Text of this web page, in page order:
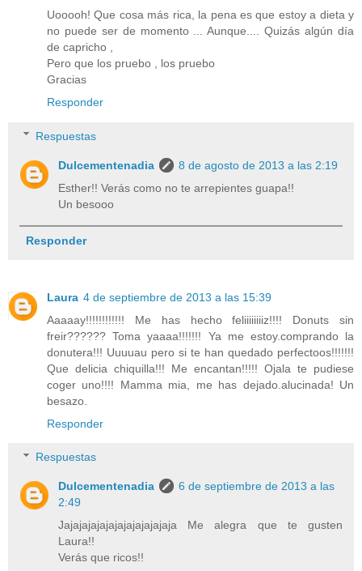
Uooooh! Que cosa más rica, la pena es que estoy a dieta y
no puede ser de momento ... Aunque.... Quizás algún día
de capricho ,
Pero que los pruebo , los pruebo
Gracias
Responder
Respuestas
Dulcementenadia
8 de agosto de 2013 a las 2:19
Esther!! Verás como no te arrepientes guapa!!
Un besooo
Responder
Laura 4 de septiembre de 2013 a las 15:39
Aaaaay!!!!!!!!!!!! Me has hecho feliiiiiiiiz!!!! Donuts sin
freir?????? Toma yaaaa!!!!!!! Ya me estoy.comprando la
donutera!!! Uuuuau pero si te han quedado perfectoos!!!!!!!
Que delicia chiquilla!!! Me encantan!!!!! Ojala te pudiese
coger uno!!!! Mamma mia, me has dejado.alucinada! Un
besazo.
Responder
Respuestas
Dulcementenadia
6 de septiembre de 2013 a las
2:49
Jajajajajajajajajajajajaja Me alegra que te gusten
Laura!!
Verás que ricos!!